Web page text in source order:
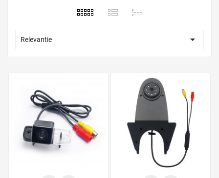
Relevantie 